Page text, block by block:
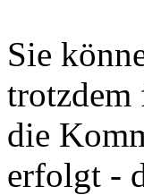
Sie
trotzdem
die
erfolgt -